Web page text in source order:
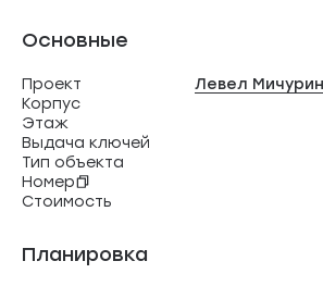
Основные
Проект
Левел
Корпус
Этаж
Выдача ключей
Тип объекта
Номер
Стоимость
Планировка